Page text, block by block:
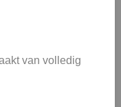
van volledig